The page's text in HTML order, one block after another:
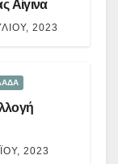
Αίγινα
2023
2023